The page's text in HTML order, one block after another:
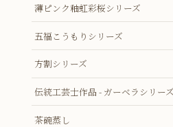
薄ピンク釉虹彩桜シリーズ
五福こうもりシリーズ
方割シリーズ
伝統工芸士作品 - ガーベラシリーズ
茶碗蒸し